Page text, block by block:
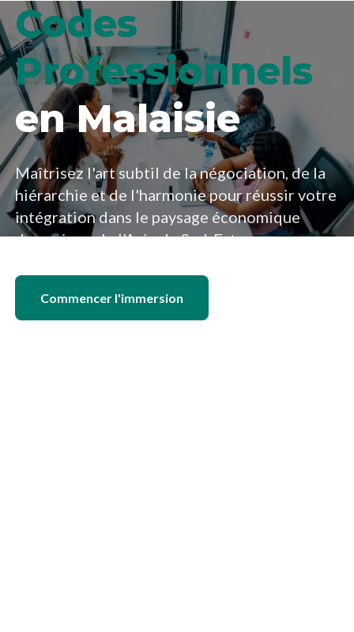
Codes
Professionnels
en Malaisie
Maîtrisez l'art subtil de la négociation, de la
hiérarchie et de l'harmonie pour réussir votre
intégration dans le paysage économique
dynamique de l'Asie du Sud-Est.
Commencer l'immersion